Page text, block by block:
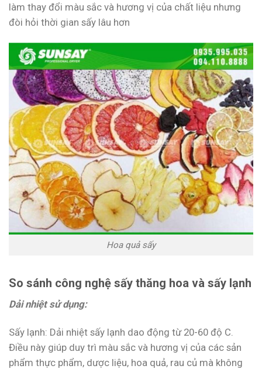
làm thay đổi màu sắc và hương vị của chất liệu nhưng
đòi hỏi thời gian sấy lâu hơn
Hoa quả sấy
So sánh công nghệ sấy thăng hoa và sấy lạnh
Dải nhiệt sử dụng:
Sấy lạnh: Dải nhiệt sấy lạnh dao động từ 20-60 độ C.
Điều này giúp duy trì màu sắc và hương vị của các sản
phẩm thực phẩm, dược liệu, hoa quả, rau củ mà không